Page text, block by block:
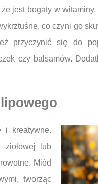
jest bogaty w
co czyni go
przyczynić się do
czy balsamów.
i kreatywne.
ziołowej lub
Miód
tworząc